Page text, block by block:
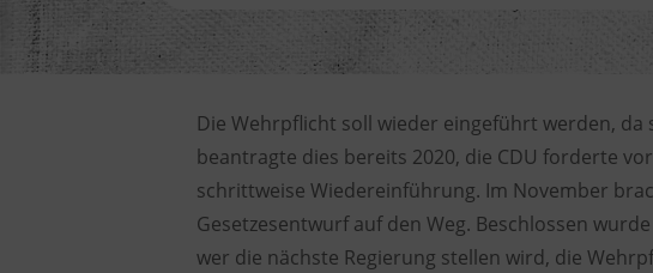
Die Wehrpflicht soll wieder eingeführt werden, da
beantragte dies bereits 2020, die CDU forderte
schrittweise Wiedereinführung. Im November
Gesetzesentwurf auf den Weg. Beschlossen
wer die nächste Regierung stellen wird, die